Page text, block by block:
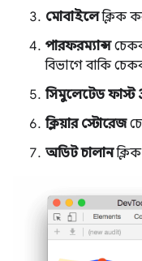
মোবাইলেক্লিক
পারফরম্যান্স
বিভাগে বাকি
সিমুলেটেড ফাস্ট
ক্লিয়ার স্টোরেজ
অডিট চালান